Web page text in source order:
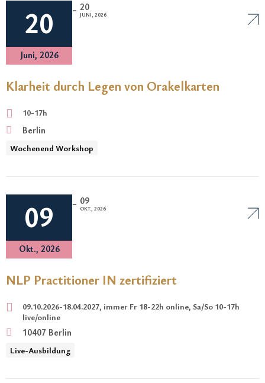
20
Juni, 2026
- 20
JUNI, 2026
Klarheit durch Legen von Orakelkarten
10-17h
Berlin
Wochenend Workshop
09
Okt., 2026
- 09
OKT., 2026
NLP Practitioner IN zertifiziert
09.10.2026-18.04.2027, immer Fr 18-22h online, Sa/So 10-17h
live/online
10407 Berlin
Live-Ausbildung